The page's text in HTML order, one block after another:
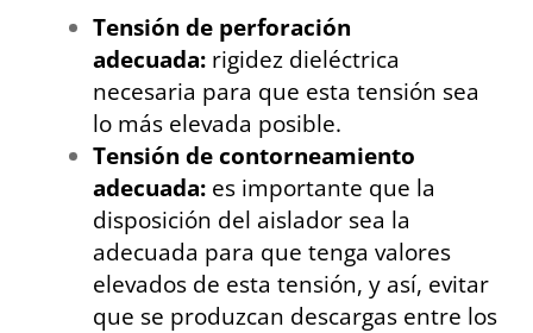
Tensión de perforación
adecuada: rigidez dieléctrica
necesaria para que esta tensión sea
lo más elevada posible.
Tensión de contorneamiento
adecuada: es importante que la
disposición del aislador sea la
adecuada para que tenga valores
elevados de esta tensión, y así, evitar
que se produzcan descargas entre los